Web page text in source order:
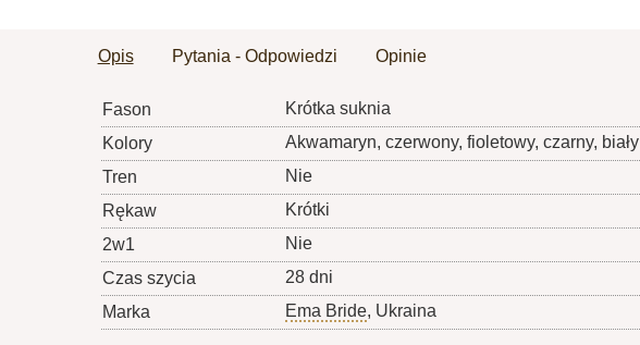
Opis Pytania - Odpowiedzi Opinie
Fason
Krótka suknia
Kolory
Akwamaryn, czerwony, fioletowy, czarny, biały
Tren
Nie
Rękaw
Krótki
2w1
Nie
Czas szycia
28 dni
Marka
Ema Bride, Ukraina